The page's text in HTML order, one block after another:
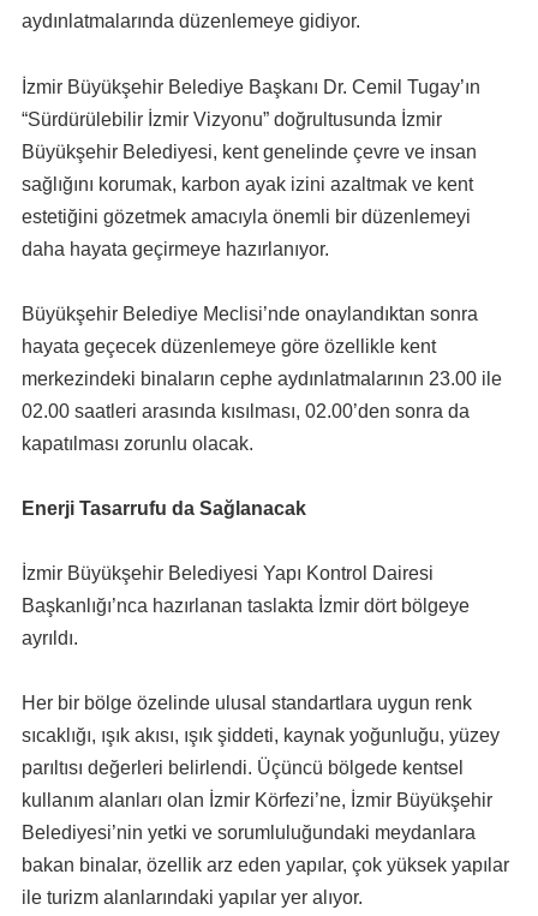
aydınlatmalarında düzenlemeye gidiyor.
İzmir Büyükşehir Belediye Başkanı Dr. Cemil Tugay’ın
“Sürdürülebilir İzmir Vizyonu” doğrultusunda İzmir
Büyükşehir Belediyesi, kent genelinde çevre ve insan
sağlığını korumak, karbon ayak izini azaltmak ve kent
estetiğini gözetmek amacıyla önemli bir düzenlemeyi
daha hayata geçirmeye hazırlanıyor.
Büyükşehir Belediye Meclisi’nde onaylandıktan sonra
hayata geçecek düzenlemeye göre özellikle kent
merkezindeki binaların cephe aydınlatmalarının 23.00 ile
02.00 saatleri arasında kısılması, 02.00’den sonra da
kapatılması zorunlu olacak.
Enerji Tasarrufu da Sağlanacak
İzmir Büyükşehir Belediyesi Yapı Kontrol Dairesi
Başkanlığı’nca hazırlanan taslakta İzmir dört bölgeye
ayrıldı.
Her bir bölge özelinde ulusal standartlara uygun renk
sıcaklığı, ışık akısı, ışık şiddeti, kaynak yoğunluğu, yüzey
parıltısı değerleri belirlendi. Üçüncü bölgede kentsel
kullanım alanları olan İzmir Körfezi’ne, İzmir Büyükşehir
Belediyesi’nin yetki ve sorumluluğundaki meydanlara
bakan binalar, özellik arz eden yapılar, çok yüksek yapılar
ile turizm alanlarındaki yapılar yer alıyor.